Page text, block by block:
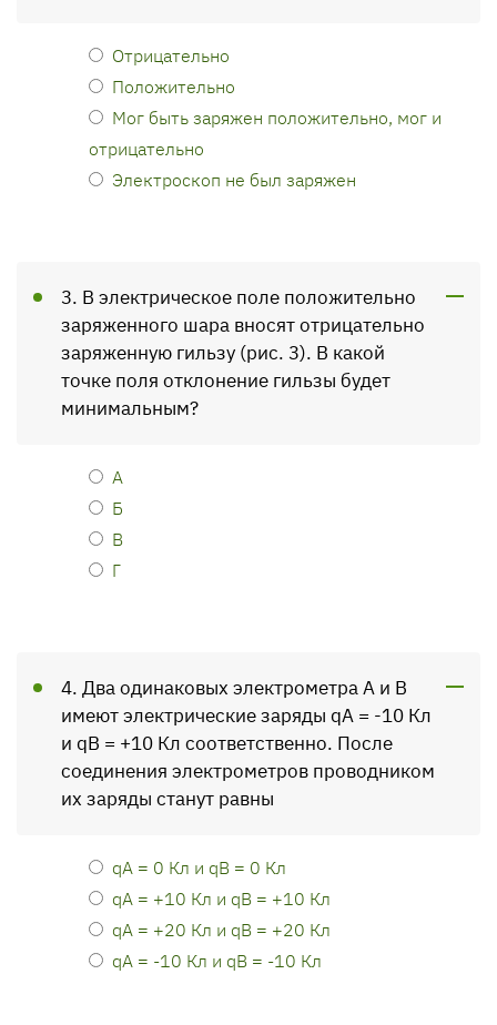
Отрицательно
Положительно
Мог быть заряжен положительно, мог и
отрица­тельно
Электроскоп не был заряжен
3. В электрическое поле положительно
заряженного шара вносят отрицательно
заряженную гильзу (рис. 3). В какой
точке поля отклонение гильзы будет
минимальным?
А
Б
В
Г
4. Два одинаковых электрометра А и В
имеют электриче­ские заряды qA = -10 Кл
и qВ = +10 Кл соответственно. После
соединения электрометров проводником
их заря­ды станут равны
qA = 0 Кл и qВ = 0 Кл
qA = +10 Кл и qВ = +10 Кл
qA = +20 Кл и qВ = +20 Кл
qA = -10 Кл и qВ = -10 Кл